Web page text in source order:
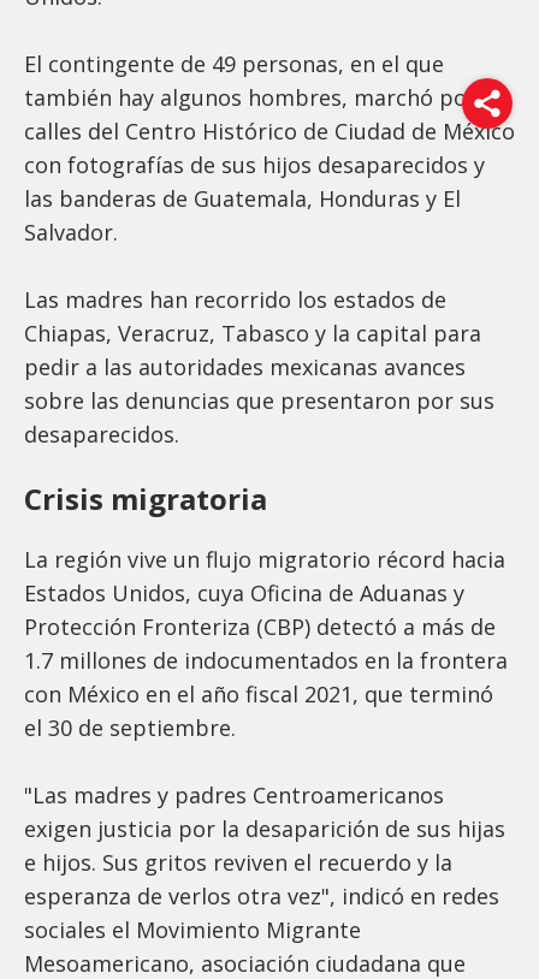
El contingente de 49 personas, en el que
también hay algunos hombres, marchó por las
calles del Centro Histórico de Ciudad de México
con fotografías de sus hijos desaparecidos y
las banderas de Guatemala, Honduras y El
Salvador.
Las madres han recorrido los estados de
Chiapas, Veracruz, Tabasco y la capital para
pedir a las autoridades mexicanas avances
sobre las denuncias que presentaron por sus
desaparecidos.
Crisis migratoria
La región vive un flujo migratorio récord hacia
Estados Unidos, cuya Oficina de Aduanas y
Protección Fronteriza (CBP) detectó a más de
1.7 millones de indocumentados en la frontera
con México en el año fiscal 2021, que terminó
el 30 de septiembre.
"Las madres y padres Centroamericanos
exigen justicia por la desaparición de sus hijas
e hijos. Sus gritos reviven el recuerdo y la
esperanza de verlos otra vez", indicó en redes
sociales el Movimiento Migrante
Mesoamericano, asociación ciudadana que